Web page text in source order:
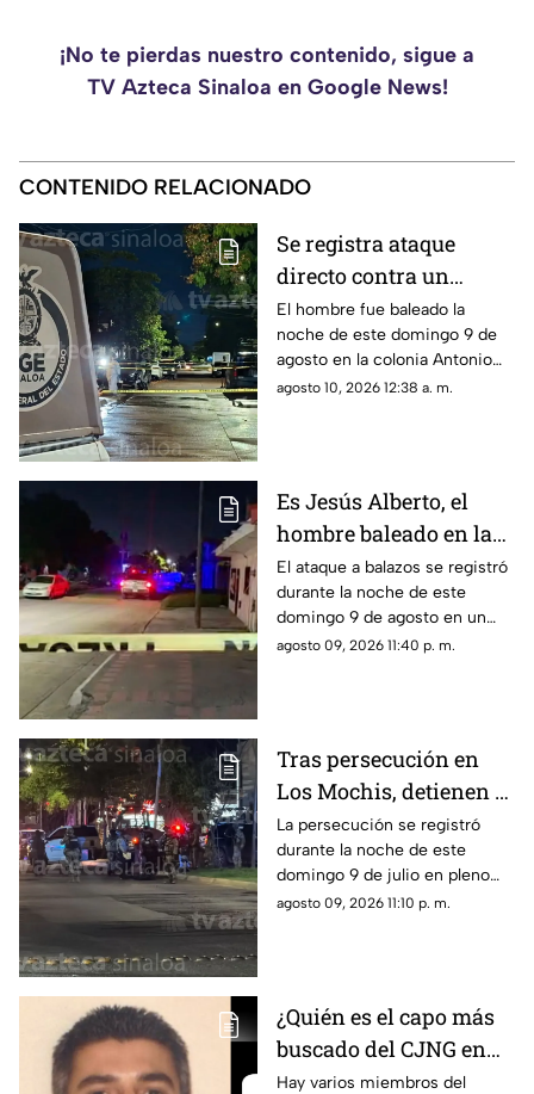
¡No te pierdas nuestro contenido, sigue a
TV Azteca Sinaloa en Google News!
CONTENIDO RELACIONADO
Se registra ataque
directo contra un
hombre en la Antonio
Nakayama, en
Culiacán; está herido
El hombre fue baleado la
noche de este domingo 9 de
agosto en la colonia Antonio
Nakayama, en Culiacán
agosto 10, 2026 12:38 a. m.
Es Jesús Alberto, el
hombre baleado en la
colonia Santa Elena, en
Mazatlán
El ataque a balazos se registró
durante la noche de este
domingo 9 de agosto en un
domicilio del puerto de
agosto 09, 2026 11:40 p. m.
Tras persecución en
Los Mochis, detienen a
8 personas; 4 están
heridas
La persecución se registró
durante la noche de este
domingo 9 de julio en pleno
Centro de Los Mochis; esto
agosto 09, 2026 11:10 p. m.
¿Quién es el capo más
buscado del CJNG en
Estados Unidos? Dan
Hay varios miembros del